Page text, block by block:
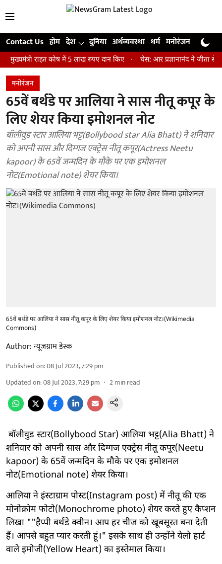
Contact Us होम देश दुनिया अर्थव्यवस्था धर्म मनोरंजन खेल
राहत कोष में 5 लाख रुपए दान किए चेस: आर प्रज्ञानानंद ने जीता सेंट लुइस
मनोरंजन
65वें बर्थडे पर आलिया ने सास नीतू कपूर के
लिए शेयर किया इमोशनल नोट
बॉलीवुड स्टार आलिया भट्ट(Bollybood star Alia Bhatt) ने शनिवार
को अपनी सास और दिग्गज एक्ट्रेस नीतू कपूर(Actress Neetu
kapoor) के 65वें जन्मदिन के मौके पर एक इमोशनल
नोट(Emotional note) शेयर किया।
65वें बर्थडे पर आलिया ने सास नीतू कपूर के लिए शेयर किया इमोशनल नोट।(Wikimedia
Commons)
Author:न्यूज़ग्राम डेस्क
Published on:08 Jul 2023, 7:29 pm
Updated on:08 Jul 2023, 7:29 pm 2min read
बॉलीवुड स्टार(Bollybood Star) आलिया भट्ट(Alia Bhatt) ने
शनिवार को अपनी सास और दिग्गज एक्ट्रेस नीतू कपूर(Neetu
kapoor) के 65वें जन्मदिन के मौके पर एक इमोशनल
नोट(Emotional note) शेयर किया।
आलिया ने इंस्टाग्राम पोस्ट(Instagram post) में नीतू की एक
मोनोक्रोम फोटो(Monochrome photo) शेयर करते हुए कैप्शन
लिखा ""हैप्पी बर्थडे क्वीन। आप हर चीज को खूबसूरत बना देती
हैं। आपसे बहुत प्यार करती हूं।" इसके साथ ही उन्‍होंने येलो हार्ट
वाले इमोजी(Yellow Heart) का इस्तेमाल किया।